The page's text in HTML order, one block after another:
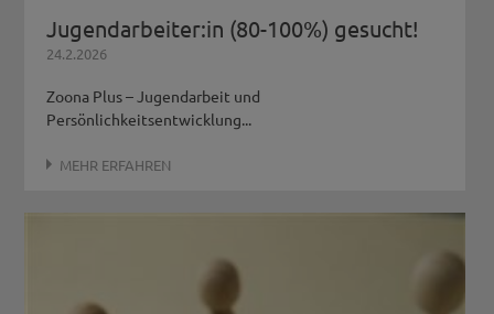
Jugendarbeiter:in (80-100%) gesucht!
24.2.2026
Zoona Plus – Jugendarbeit und
Persönlichkeitsentwicklung...
MEHR ERFAHREN